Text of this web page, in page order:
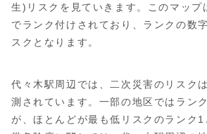
生)リスクを見ていきます。このマップ
でランク付けされており、ランクの数
スクとなります。
代々木駅周辺では、二次災害のリスク
測されています。一部の地区ではラン
が、ほとんどが最も低リスクのランク